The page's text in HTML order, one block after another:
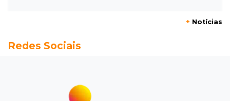
Caminhão tomba e trava trânsito após
Futsal de base
Rodada de estreia da Copa Pelezinho soma 35
+ Notícias
Redes Sociais